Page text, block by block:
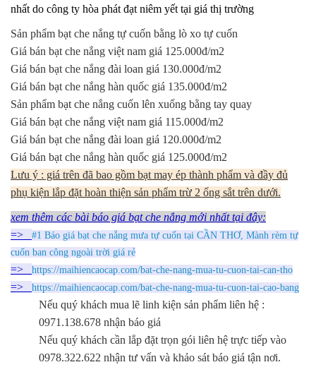
nhất do công ty hòa phát đạt niêm yết tại giá thị trường
Sản phẩm bạt che nắng tự cuốn bằng lò xo tự cuốn
Giá bán bạt che nắng việt nam giá 125.000đ/m2
Giá bán bạt che nắng đài loan giá 130.000đ/m2
Giá bán bạt che nắng hàn quốc giá 135.000đ/m2
Sản phẩm bạt che nắng cuốn lên xuống bằng tay quay
Giá bán bạt che nắng việt nam giá 115.000đ/m2
Giá bán bạt che nắng đài loan giá 120.000đ/m2
Giá bán bạt che nắng hàn quốc giá 125.000đ/m2
Lưu ý : giá trên đã bao gồm bạt may ép thành phẩm và đầy đủ
phụ kiện lắp đặt hoàn thiện sản phẩm trừ 2 ống sắt trên dưới.
xem thêm các bài báo giá bạt che nắng mới nhất tại đây:
=> #1 Báo giá bạt che nắng mưa tự cuốn tại CẦN THƠ, Mành rèm tự
cuốn ban công ngoài trời giá rẻ
=> https://maihiencaocap.com/bat-che-nang-mua-tu-cuon-tai-can-tho
=> https://maihiencaocap.com/bat-che-nang-mua-tu-cuon-tai-cao-bang
Nếu quý khách mua lẽ linh kiện sản phẩm liên hệ :
0971.138.678 nhận báo giá
Nếu quý khách cần lắp đặt trọn gói liên hệ trực tiếp vào
0978.322.622 nhận tư vấn và khảo sát báo giá tận nơi.